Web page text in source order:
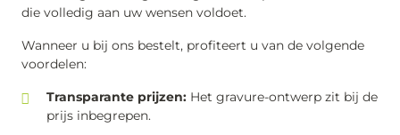
die volledig aan uw wensen voldoet.
Wanneer u bij ons bestelt, profiteert u van de volgende
voordelen:
Transparante prijzen: Het gravure-ontwerp zit bij de
prijs inbegrepen.